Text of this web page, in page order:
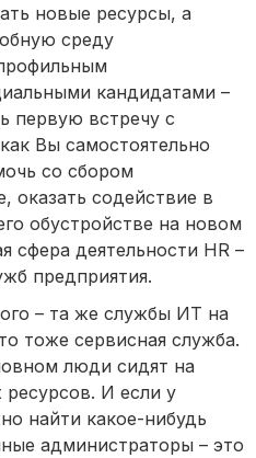
новые ресурсы, а
среду
кандидатами –
первую встречу с
Вы самостоятельно
со сбором
оказать содействие в
обустройстве на новом
сфера деятельности HR –
предприятия.
– та же службы ИТ на
тоже сервисная служба.
люди сидят на
И если у
найти какое-нибудь
администраторы – это